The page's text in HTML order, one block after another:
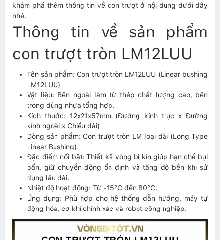
khám phá thêm thông tin về con trượt ở nội dung dưới đây
nhé.
Thông tin về sản phẩm
con trượt tròn LM12LUU
Tên sản phẩm: Con trượt tròn LM12LUU (Linear bushing
LM12LUU)
Vật liệu: Bên ngoài làm từ thép chất lượng cao, bên
trong dùng nhựa tổng hợp.
Kích thước: 12x21x57mm (Đường kính trục x Đường
kính ngoài x Chiều dài)
Dòng sản phẩm: Con trượt tròn LM loại dài (Long Type
Linear Bushing).
Đặc điểm nổi bật: Thiết kế vòng bi kín giúp hạn chế bụi
bẩn, giữ chuyển động ổn định và tăng độ bền khi sử
dụng lâu dài.
Nhiệt độ hoạt động: Từ -15°C đến 80°C.
Ứng dụng: Phù hợp cho hệ thống dẫn hướng, máy tự
động hóa, cơ khí chính xác và robot công nghiệp.